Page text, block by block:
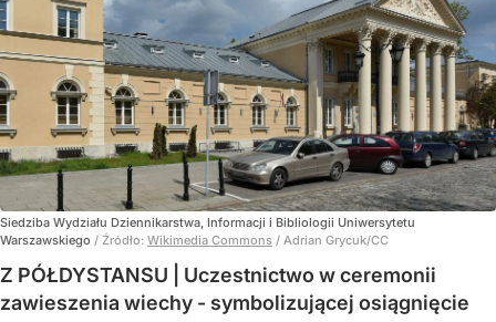
Siedziba Wydziału Dziennikarstwa, Informacji i Bibliologii Uniwersytetu
Warszawskiego / Źródło: Wikimedia Commons / Adrian Grycuk/CC
Z PÓŁDYSTANSU | Uczestnictwo w ceremonii
zawieszenia wiechy - symbolizującej osiągnięcie